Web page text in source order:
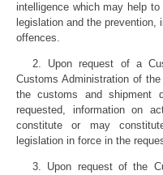
intelligence which may help
legislation and the
offences.
2. Upon request of a
Customs Administration of
the customs and shipment
requested, information on
constitute or may
legislation in force in the
3. Upon request of the